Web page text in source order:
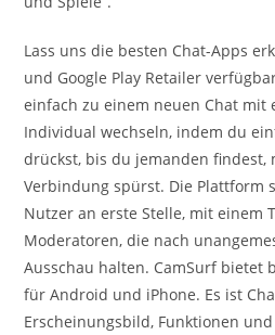
Lass uns die besten Chat-Apps
und Google Play Retailer
einfach zu einem neuen Chat mit
Individual wechseln, indem du
drückst, bis du jemanden
Verbindung spürst. Die Plattform
Nutzer an erste Stelle, mit einem
Moderatoren, die nach
Ausschau halten. CamSurf bietet
für Android und iPhone. Es ist
Erscheinungsbild, Funktionen